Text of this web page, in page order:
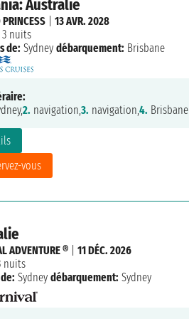
Australie
vous
| 13 AVR. 2028
3 nuits
de: Sydney débarquement: Brisbane
2. navigation,3. navigation,4. Brisbane
ADVENTURE ® |11 DÉC. 2026
nuits
Sydney débarquement: Sydney